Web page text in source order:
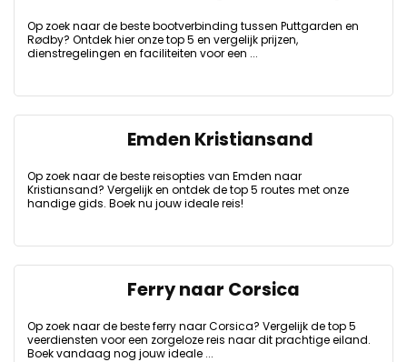
Op zoek naar de beste bootverbinding tussen Puttgarden en
Rødby? Ontdek hier onze top 5 en vergelijk prijzen,
dienstregelingen en faciliteiten voor een ...
Emden Kristiansand
Op zoek naar de beste reisopties van Emden naar
Kristiansand? Vergelijk en ontdek de top 5 routes met onze
handige gids. Boek nu jouw ideale reis!
Ferry naar Corsica
Op zoek naar de beste ferry naar Corsica? Vergelijk de top 5
veerdiensten voor een zorgeloze reis naar dit prachtige eiland.
Boek vandaag nog jouw ideale ...